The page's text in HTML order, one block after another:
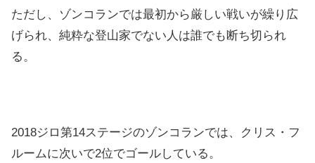
ただし、ゾンコランでは最初から厳しい戦いが繰り広
げられ、純粋な登山家でない人は誰でも断ち切られ
る。
2018ジロ第14ステージのゾンコランでは、クリス・フ
ルームに次いで2位でゴールしている。